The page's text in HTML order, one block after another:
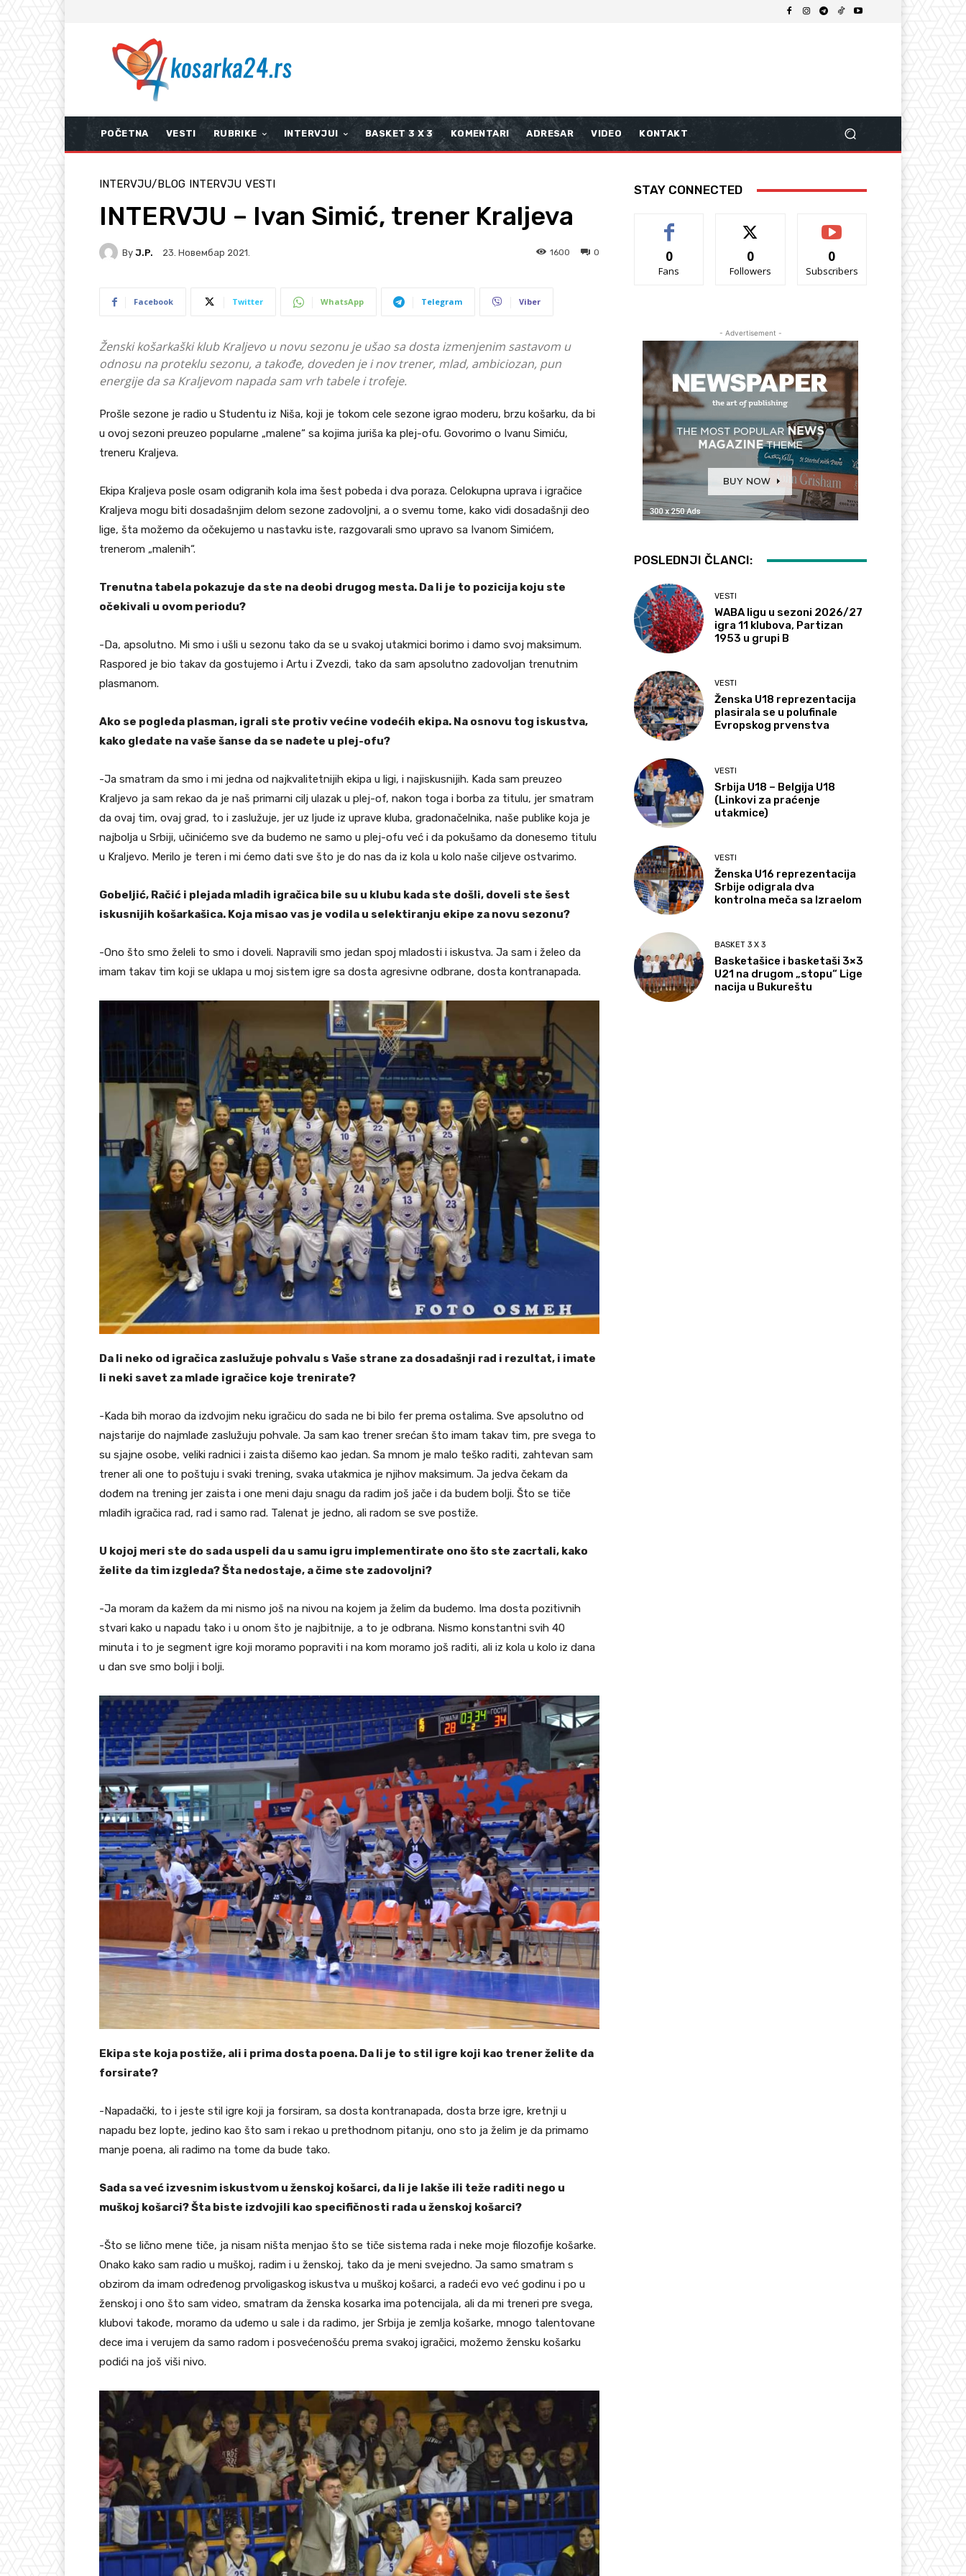
POČETNA VESTI RUBRIKE INTERVJUI BASKET 3 X 3 KOMENTARI ADRESAR VIDEO KONTAKT
INTERVJU/BLOG INTERVJU VESTI
INTERVJU – Ivan Simić, trener Kraljeva
By J.P. 23. Новембар 2021. 0
1600
Facebook Twitter WhatsApp Telegram Viber
Ženski košarkaški klub Kraljevo u novu sezonu je ušao sa dosta izmenjenim sastavom u
odnosu na proteklu sezonu, a takođe, doveden je i nov trener, mlad, ambiciozan, pun
energije da sa Kraljevom napada sam vrh tabele i trofeje.
Prošle sezone je radio u Studentu iz Niša, koji je tokom cele sezone igrao moderu, brzu košarku, da bi
u ovoj sezoni preuzeo popularne „malene“ sa kojima juriša ka plej-ofu. Govorimo o Ivanu Simiću,
treneru Kraljeva.
Ekipa Kraljeva posle osam odigranih kola ima šest pobeda i dva poraza. Celokupna uprava i igračice
Kraljeva mogu biti dosadašnjim delom sezone zadovoljni, a o svemu tome, kako vidi dosadašnji deo
lige, šta možemo da očekujemo u nastavku iste, razgovarali smo upravo sa Ivanom Simićem,
trenerom „malenih“.
Trenutna tabela pokazuje da ste na deobi drugog mesta. Da li je to pozicija koju ste
očekivali u ovom periodu?
-Da, apsolutno. Mi smo i ušli u sezonu tako da se u svakoj utakmici borimo i damo svoj maksimum.
Raspored je bio takav da gostujemo i Artu i Zvezdi, tako da sam apsolutno zadovoljan trenutnim
plasmanom.
Ako se pogleda plasman, igrali ste protiv većine vodećih ekipa. Na osnovu tog iskustva,
kako gledate na vaše šanse da se nađete u plej-ofu?
-Ja smatram da smo i mi jedna od najkvalitetnijih ekipa u ligi, i najiskusnijih. Kada sam preuzeo
Kraljevo ja sam rekao da je naš primarni cilj ulazak u plej-of, nakon toga i borba za titulu, jer smatram
da ovaj tim, ovaj grad, to i zaslužuje, jer uz ljude iz uprave kluba, gradonačelnika, naše publike koja je
najbolja u Srbiji, učinićemo sve da budemo ne samo u plej-ofu već i da pokušamo da donesemo titulu
u Kraljevo. Merilo je teren i mi ćemo dati sve što je do nas da iz kola u kolo naše ciljeve ostvarimo.
Gobeljić, Račić i plejada mladih igračica bile su u klubu kada ste došli, doveli ste šest
iskusnijih košarkašica. Koja misao vas je vodila u selektiranju ekipe za novu sezonu?
-Ono što smo želeli to smo i doveli. Napravili smo jedan spoj mladosti i iskustva. Ja sam i želeo da
imam takav tim koji se uklapa u moj sistem igre sa dosta agresivne odbrane, dosta kontranapada.
Da li neko od igračica zaslužuje pohvalu s Vaše strane za dosadašnji rad i rezultat, i imate
li neki savet za mlade igračice koje trenirate?
-Kada bih morao da izdvojim neku igračicu do sada ne bi bilo fer prema ostalima. Sve apsolutno od
najstarije do najmlađe zaslužuju pohvale. Ja sam kao trener srećan što imam takav tim, pre svega to
su sjajne osobe, veliki radnici i zaista dišemo kao jedan. Sa mnom je malo teško raditi, zahtevan sam
trener ali one to poštuju i svaki trening, svaka utakmica je njihov maksimum. Ja jedva čekam da
dođem na trening jer zaista i one meni daju snagu da radim još jače i da budem bolji. Što se tiče
mlađih igračica rad, rad i samo rad. Talenat je jedno, ali radom se sve postiže.
U kojoj meri ste do sada uspeli da u samu igru implementirate ono što ste zacrtali, kako
želite da tim izgleda? Šta nedostaje, a čime ste zadovoljni?
-Ja moram da kažem da mi nismo još na nivou na kojem ja želim da budemo. Ima dosta pozitivnih
stvari kako u napadu tako i u onom što je najbitnije, a to je odbrana. Nismo konstantni svih 40
minuta i to je segment igre koji moramo popraviti i na kom moramo još raditi, ali iz kola u kolo iz dana
u dan sve smo bolji i bolji.
Ekipa ste koja postiže, ali i prima dosta poena. Da li je to stil igre koji kao trener želite da
forsirate?
-Napadački, to i jeste stil igre koji ja forsiram, sa dosta kontranapada, dosta brze igre, kretnji u
napadu bez lopte, jedino kao što sam i rekao u prethodnom pitanju, ono sto ja želim je da primamo
manje poena, ali radimo na tome da bude tako.
Sada sa već izvesnim iskustvom u ženskoj košarci, da li je lakše ili teže raditi nego u
muškoj košarci? Šta biste izdvojili kao specifičnosti rada u ženskoj košarci?
-Što se lično mene tiče, ja nisam ništa menjao što se tiče sistema rada i neke moje filozofije košarke.
Onako kako sam radio u muškoj, radim i u ženskoj, tako da je meni svejedno. Ja samo smatram s
obzirom da imam određenog prvoligaskog iskustva u muškoj košarci, a radeći evo već godinu i po u
ženskoj i ono što sam video, smatram da ženska kosarka ima potencijala, ali da mi treneri pre svega,
klubovi takođe, moramo da uđemo u sale i da radimo, jer Srbija je zemlja košarke, mnogo talentovane
dece ima i verujem da samo radom i posvećenošću prema svakoj igračici, možemo žensku košarku
podići na još viši nivo.
STAY CONNECTED
0
Fans
0
Followers
0
Subscribers
- Advertisement -
POSLEDNJI ČLANCI:
VESTI
WABA ligu u sezoni 2026/27
igra 11 klubova, Partizan
1953 u grupi B
VESTI
Ženska U18 reprezentacija
plasirala se u polufinale
Evropskog prvenstva
VESTI
Srbija U18 – Belgija U18
(Linkovi za praćenje
utakmice)
VESTI
Ženska U16 reprezentacija
Srbije odigrala dva
kontrolna meča sa Izraelom
BASKET 3 X 3
Basketašice i basketaši 3×3
U21 na drugom „stopu“ Lige
nacija u Bukureštu